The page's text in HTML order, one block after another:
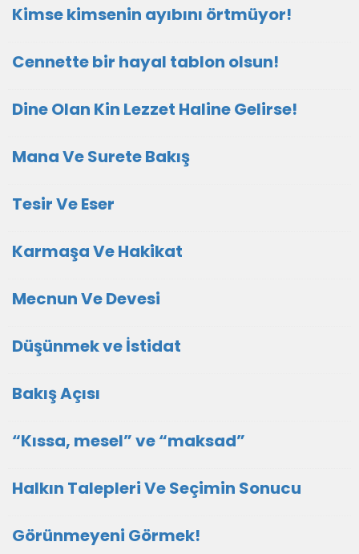
Kimse kimsenin ayıbını örtmüyor!
Cennette bir hayal tablon olsun!
Dine Olan Kin Lezzet Haline Gelirse!
Mana Ve Surete Bakış
Tesir Ve Eser
Karmaşa Ve Hakikat
Mecnun Ve Devesi
Düşünmek ve İstidat
Bakış Açısı
“Kıssa, mesel” ve “maksad”
Halkın Talepleri Ve Seçimin Sonucu
Görünmeyeni Görmek!